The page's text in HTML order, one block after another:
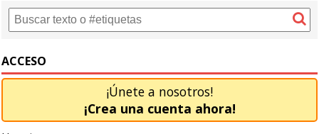
ACCESO
¡Únete a nosotros!
¡Crea una cuenta ahora!